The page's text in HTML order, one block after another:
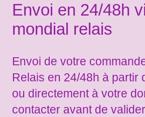
Envoi en 24/48h
mondial relais
Envoi de votre
Relais en 24/48h à partir
ou directement à votre
contacter avant de